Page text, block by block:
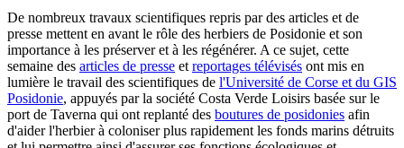
De nombreux travaux scientifiques repris par des articles et de
presse mettent en avant le rôle des herbiers de Posidonie et son
importance à les préserver et à les régénérer. A ce sujet, cette
semaine des articles de presse etreportages télévisés ont mis en
lumière le travail des scientifiques de l'Université de Corse et du GIS
Posidonie, appuyés par la société Costa Verde Loisirs basée sur le
port de Taverna qui ont replanté des boutures de posidonies afin
d'aider l'herbier à coloniser plus rapidement les fonds marins détruits